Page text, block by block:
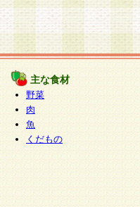
主な食材
野菜
肉
魚
くだもの